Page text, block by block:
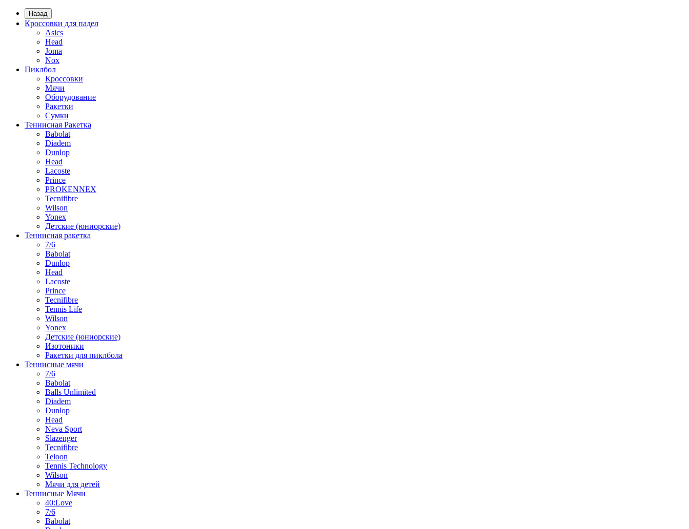
Назад
Кроссовки для падел
Asics
Head
Joma
Nox
Пиклбол
Кроссовки
Мячи
Оборудование
Ракетки
Сумки
Теннисная Ракетка
Babolat
Diadem
Dunlop
Head
Lacoste
Prince
PROKENNEX
Tecnifibre
Wilson
Yonex
Детские (юниорские)
Теннисная ракетка
7/6
Babolat
Dunlop
Head
Lacoste
Prince
Tecnifibre
Tennis Life
Wilson
Yonex
Детские (юниорские)
Изотоники
Ракетки для пиклбола
Теннисные мячи
7/6
Babolat
Balls Unlimited
Diadem
Dunlop
Head
Neva Sport
Slazenger
Tecnifibre
Teloon
Tennis Technology
Wilson
Мячи для детей
Теннисные Мячи
40:Love
7/6
Babolat